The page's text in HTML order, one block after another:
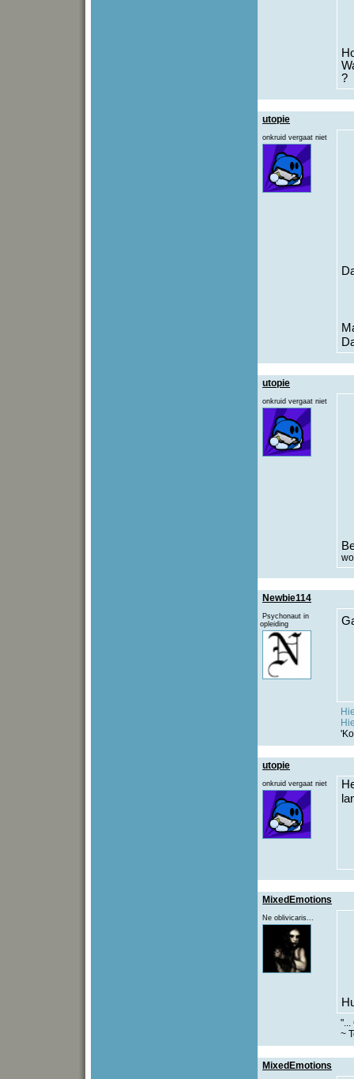
?
utopie
onkruid vergaat niet
utopie
onkruid vergaat niet
Newbie114
Psychonaut in
opleiding
utopie
onkruid vergaat niet
MixedEmotions
Ne oblivicaris...
"...
~
MixedEmotions